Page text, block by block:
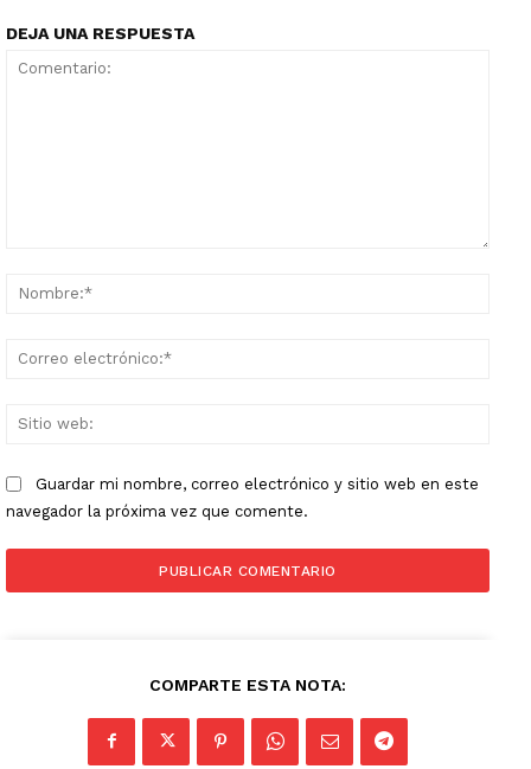
DEJA UNA RESPUESTA
Guardar mi nombre, correo electrónico y sitio web en este
navegador la próxima vez que comente.
COMPARTE ESTA NOTA: